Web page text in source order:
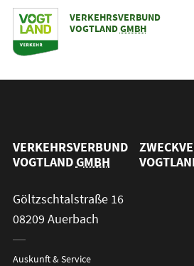
Zum
Inhalt
VERKEHRSVERBUND
VOGTLANDGMBH
VERKEHRSVERBUND
VOGTLANDGMBH
Göltzschtalstraße 16
08209 Auerbach
Auskunft & Service